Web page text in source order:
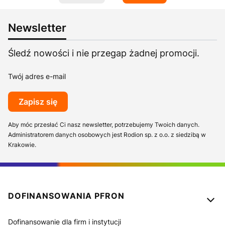
Newsletter
Śledź nowości i nie przegap żadnej promocji.
Twój adres e-mail
Zapisz się
Aby móc przesłać Ci nasz newsletter, potrzebujemy Twoich danych.
Administratorem danych osobowych jest Rodion sp. z o.o. z siedzibą w
Krakowie.
Linki w stopce
DOFINANSOWANIA PFRON
Dofinansowanie dla firm i instytucji